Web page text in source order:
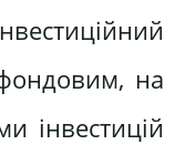
на
інвестицій